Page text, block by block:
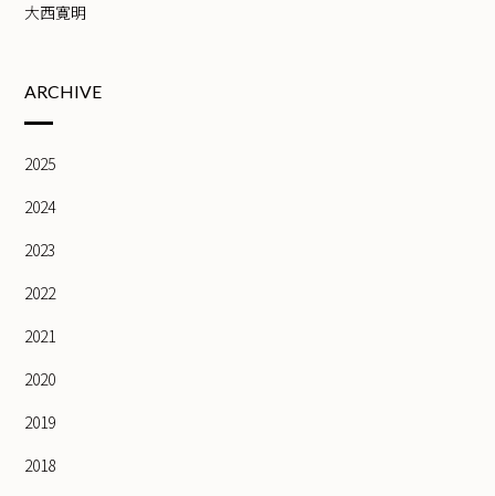
大西寛明
ARCHIVE
2025
2024
2023
2022
2021
2020
2019
2018